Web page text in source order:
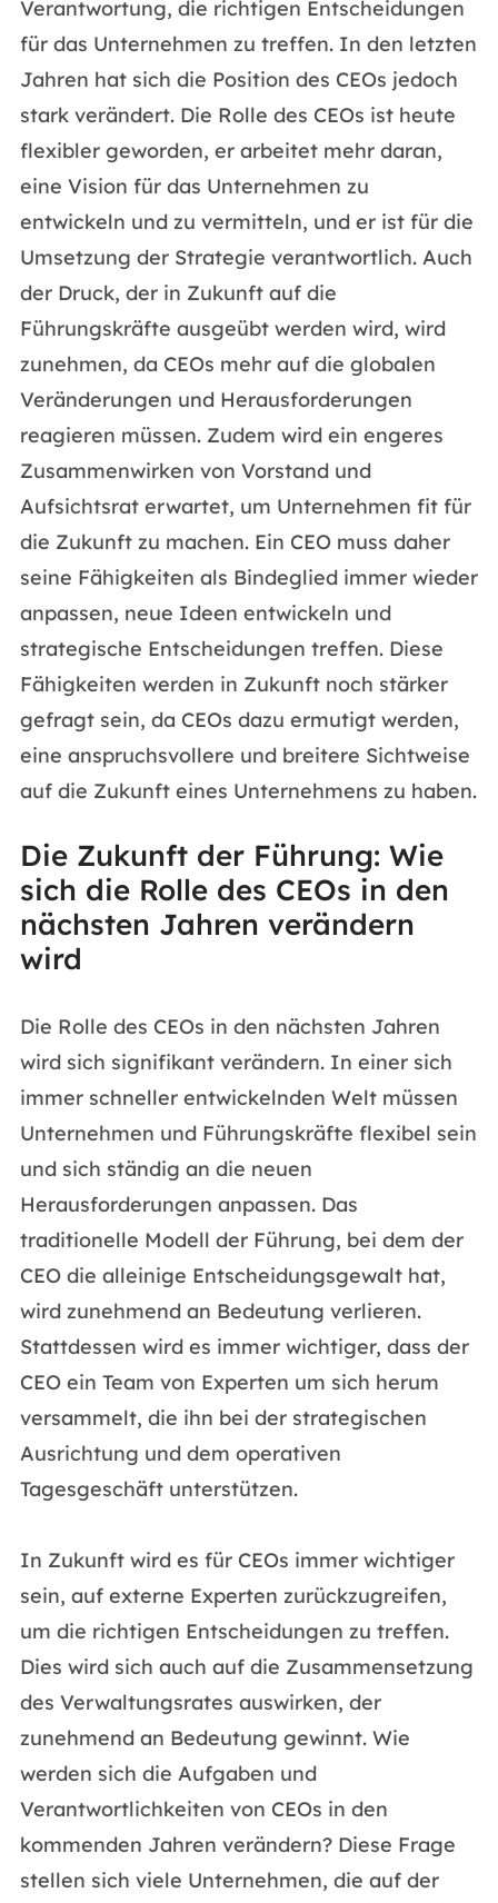
Verantwortung, die richtigen Entscheidungen
für das Unternehmen zu treffen. In den letzten
Jahren hat sich die Position des CEOs jedoch
stark verändert. Die Rolle des CEOs ist heute
flexibler geworden, er arbeitet mehr daran,
eine Vision für das Unternehmen zu
entwickeln und zu vermitteln, und er ist für die
Umsetzung der Strategie verantwortlich. Auch
der Druck, der in Zukunft auf die
Führungskräfte ausgeübt werden wird, wird
zunehmen, da CEOs mehr auf die globalen
Veränderungen und Herausforderungen
reagieren müssen. Zudem wird ein engeres
Zusammenwirken von Vorstand und
Aufsichtsrat erwartet, um Unternehmen fit für
die Zukunft zu machen. Ein CEO muss daher
seine Fähigkeiten als Bindeglied immer wieder
anpassen, neue Ideen entwickeln und
strategische Entscheidungen treffen. Diese
Fähigkeiten werden in Zukunft noch stärker
gefragt sein, da CEOs dazu ermutigt werden,
eine anspruchsvollere und breitere Sichtweise
auf die Zukunft eines Unternehmens zu haben.
Die Zukunft der Führung: Wie
sich die Rolle des CEOs in den
nächsten Jahren verändern
wird
Die Rolle des CEOs in den nächsten Jahren
wird sich signifikant verändern. In einer sich
immer schneller entwickelnden Welt müssen
Unternehmen und Führungskräfte flexibel sein
und sich ständig an die neuen
Herausforderungen anpassen. Das
traditionelle Modell der Führung, bei dem der
CEO die alleinige Entscheidungsgewalt hat,
wird zunehmend an Bedeutung verlieren.
Stattdessen wird es immer wichtiger, dass der
CEO ein Team von Experten um sich herum
versammelt, die ihn bei der strategischen
Ausrichtung und dem operativen
Tagesgeschäft unterstützen.
In Zukunft wird es für CEOs immer wichtiger
sein, auf externe Experten zurückzugreifen,
um die richtigen Entscheidungen zu treffen.
Dies wird sich auch auf die Zusammensetzung
des Verwaltungsrates auswirken, der
zunehmend an Bedeutung gewinnt. Wie
werden sich die Aufgaben und
Verantwortlichkeiten von CEOs in den
kommenden Jahren verändern? Diese Frage
stellen sich viele Unternehmen, die auf der